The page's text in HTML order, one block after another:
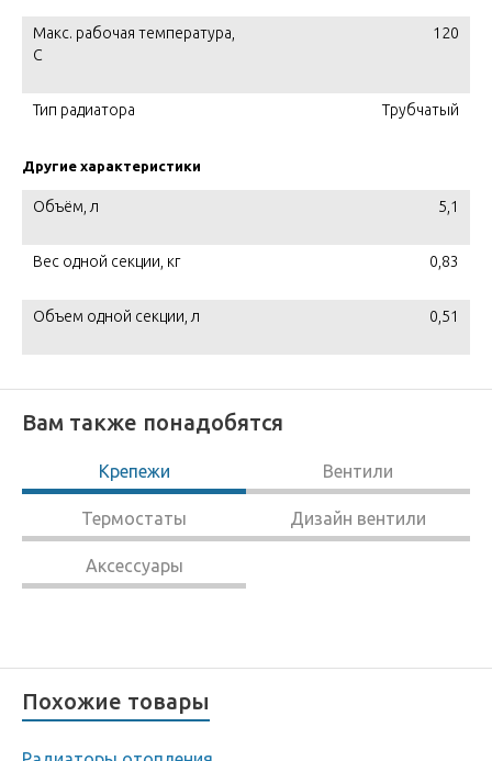
Макс. рабочая температура,
C
120
Тип радиатора Трубчатый
Другие характеристики
Объём, л 5,1
Вес одной секции, кг 0,83
Объем одной секции, л 0,51
Вам также понадобятся
Крепежи Вентили
Термостаты Дизайн вентили
Аксессуары
Похожие товары